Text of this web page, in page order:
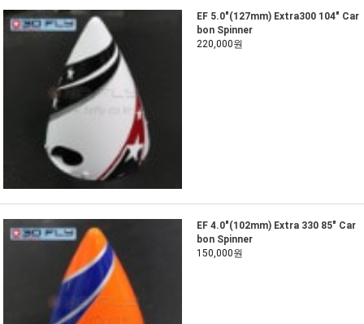
EF 5.0"(127mm) Extra300 104" Car
bon Spinner
220,000원
EF 4.0"(102mm) Extra 330 85" Car
bon Spinner
150,000원